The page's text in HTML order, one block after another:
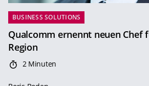
BUSINESS SOLUTIONS
Qualcomm ernennt neuen Chef
Region
2 Minuten